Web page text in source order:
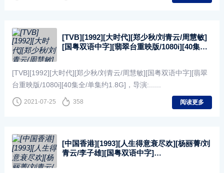
[TVB][1992][大时代][郑少秋/刘青云/周慧敏]
[国粤双语中字][翡翠台重映版/1080i][40集全/
[TVB][1992][大时代][郑少秋/刘青云/周慧敏][国粤双语中字][翡翠
台重映版/1080i][40集全/单集约1.8G]，导演:......
2021-07-25 358 阅读更多
[中国香港][1993][人生得意衰尽欢][杨丽菁/刘
青云/李子雄][国粤双语中字]